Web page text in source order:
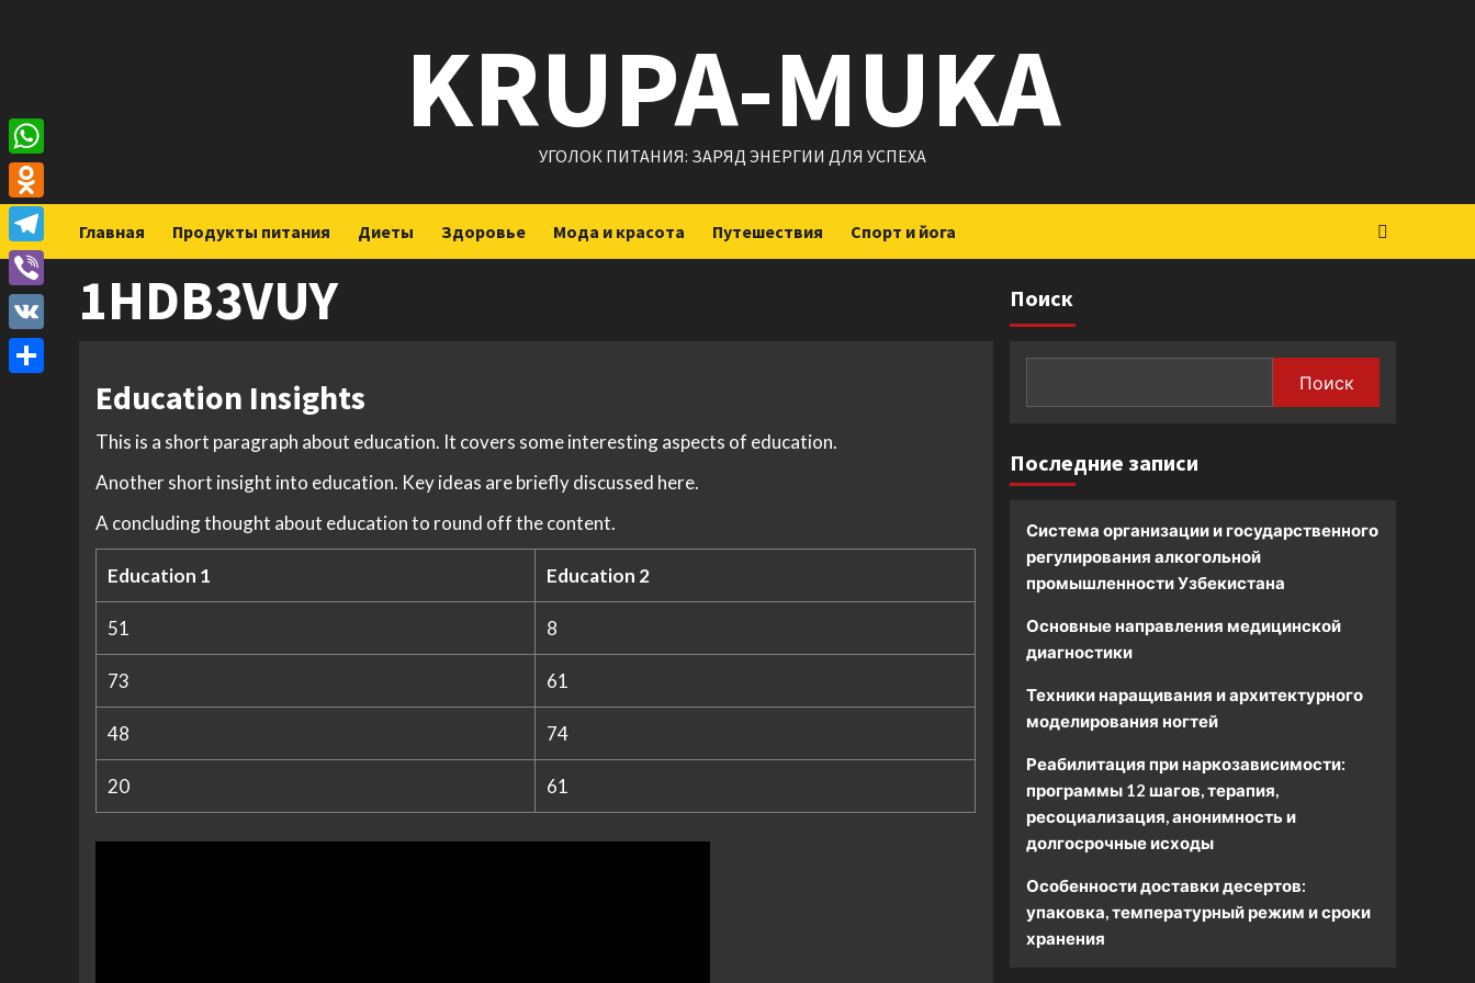
KRUPA-MUKA
УГОЛОК ПИТАНИЯ: ЗАРЯД ЭНЕРГИИ ДЛЯ УСПЕХА
Главная Продукты питания Диеты Здоровье Мода и красота Путешествия Спорт и йога
1HDB3VUY
Education Insights
This is a short paragraph about education. It covers some interesting aspects of education.
Another short insight into education. Key ideas are briefly discussed here.
A concluding thought about education to round off the content.
Education 1 Education 2
51 8
73 61
48 74
20 61
Поиск
Поиск
Последние записи
Система организации и государственного
регулирования алкогольной
промышленности Узбекистана
Основные направления медицинской
диагностики
Техники наращивания и архитектурного
моделирования ногтей
Реабилитация при наркозависимости:
программы 12 шагов, терапия,
ресоциализация, анонимность и
долгосрочные исходы
Особенности доставки десертов:
упаковка, температурный режим и сроки
хранения
WhatsApp
Odnoklassniki
Telegram
Viber
VK
Отправить